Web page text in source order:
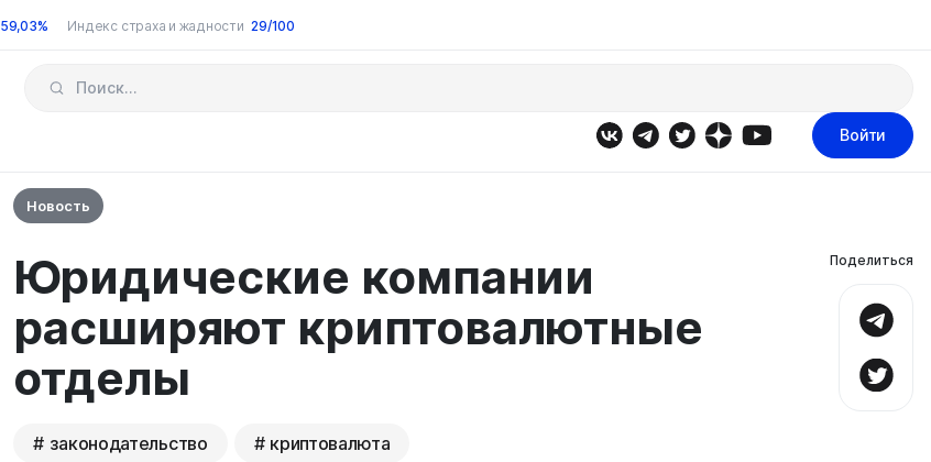
59,03% Индекс страха и жадности 29/100
Войти
Новость
Юридические компании
расширяют криптовалютные
отделы
законодательство криптовалюта
Поделиться